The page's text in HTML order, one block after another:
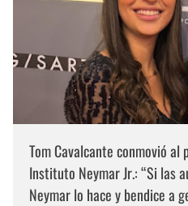
Tom Cavalcante conmovió
Instituto Neymar Jr.: “Si las
Neymar lo hace y bendice a